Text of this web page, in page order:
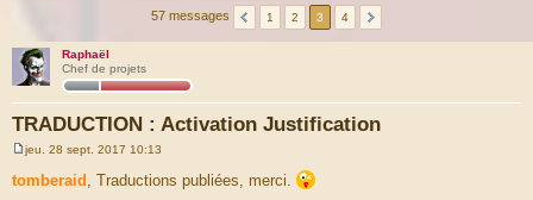
57 messages 1 2 3 4
Raphaël
Chef de projets
TRADUCTION : Activation Justification
M
s
jeu. 28 sept. 2017 10:13
tomberaid , Traductions publiées, merci.